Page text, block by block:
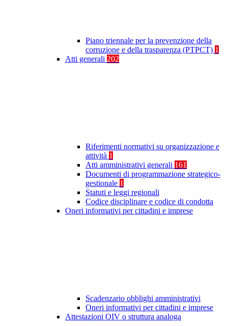
Piano triennale per la prevenzione della
corruzione e della trasparenza (PTPCT) 1
Atti generali 202
Riferimenti normativi su organizzazione e
attività 1
Atti amministrativi generali 161
Documenti di programmazione strategico-
gestionale 1
Statuti e leggi regionali
Codice disciplinare e codice di condotta
Oneri informativi per cittadini e imprese
Scadenzario obblighi amministrativi
Oneri informativi per cittadini e imprese
Attestazioni OIV o struttura analoga